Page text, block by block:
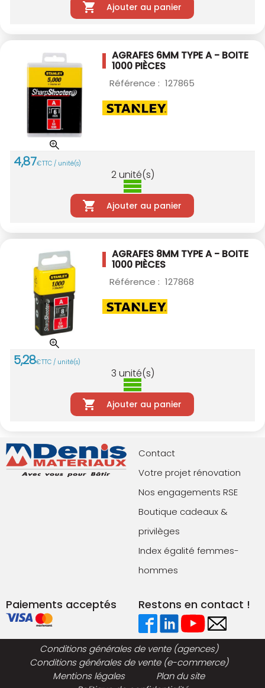
Ajouter au panier
AGRAFES 6MM TYPE A - BOITE
1000 PIÈCES
Référence : 127865
4,87€TTC / unité(s)
2unité(s)
Ajouter au panier
AGRAFES 8MM TYPE A - BOITE
1000 PIÈCES
Référence : 127868
5,28€TTC / unité(s)
3 unité(s)
Ajouter au panier
Contact
Votre projet rénovation
Nos engagements RSE
Boutique cadeaux &
privilèges
Index égalité femmes-
hommes
Paiements acceptés Restons en contact !
Conditions générales de vente (agences)
Conditions générales de vente (e-commerce)
Mentions légales
Plan du site